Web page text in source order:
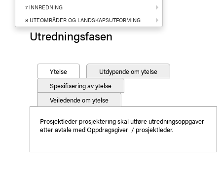
7 INNREDNING
8 UTEOMRÅDER OG LANDSKAPSUTFORMING
Utredningsfasen
Ytelse
Utdypende om ytelse
Spesifisering av ytelse
Veiledende om ytelse
Prosjektleder prosjektering skal utføre utredningsoppgaver
etter avtale med Oppdragsgiver / prosjektleder.